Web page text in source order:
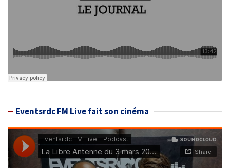
Eventsrdc FM Live fait son cinéma